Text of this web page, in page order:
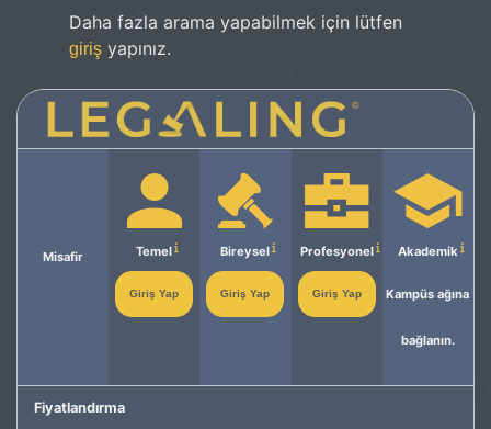
Daha fazla arama yapabilmek için lütfen
giriş yapınız.
Misafir Temel
Giriş Yap
Bireysel
Giriş Yap
Profesyonel
Giriş Yap
Akademik
Kampüs ağına
bağlanın.
Fiyatlandırma